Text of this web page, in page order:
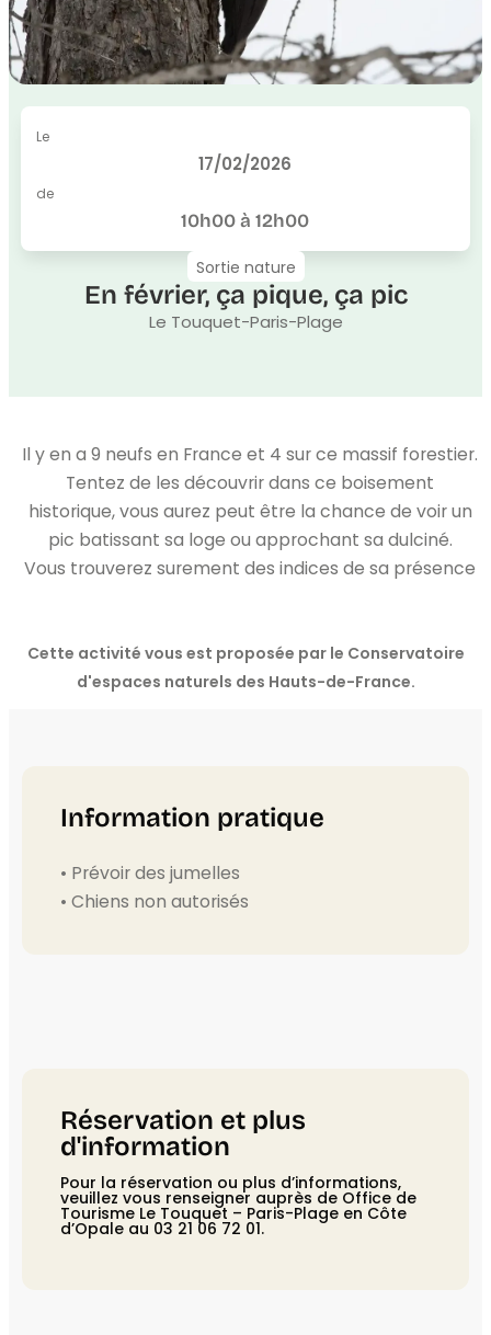
Le
17/02/2026
de
10h00 à 12h00
Sortie nature
En février, ça pique, ça pic
Le Touquet-Paris-Plage
Il y en a 9 neufs en France et 4 sur ce massif forestier.
Tentez de les découvrir dans ce boisement
historique, vous aurez peut être la chance de voir un
pic batissant sa loge ou approchant sa dulciné.
Vous trouverez surement des indices de sa présence
Cette activité vous est proposée par le Conservatoire
d'espaces naturels des Hauts-de-France.
Information pratique
• Prévoir des jumelles
• Chiens non autorisés
Réservation et plus
d'information
Pour la réservation ou plus d’informations,
veuillez vous renseigner auprès de Office de
Tourisme Le Touquet – Paris-Plage en Côte
d’Opale au 03 21 06 72 01.